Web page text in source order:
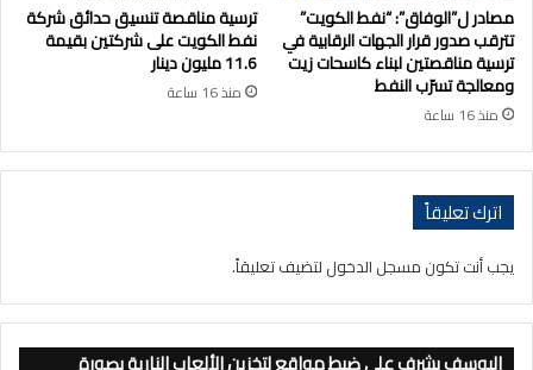
مصادر ل”الوفاق”: “نفط الكويت”
تترقب صدور قرار الجهات الرقابية في
ترسية مناقصتين لبناء كاسحات زيت
ومعالجة تسرّب النفط
منذ 16 ساعة
ترسية مناقصة تنسيق حدائق شركة
نفط الكويت على شركتين بقيمة
11.6 مليون دينار
منذ 16 ساعة
اترك تعليقاً
يجب أنت تكون مسجل الدخول لتضيف تعليقاً.